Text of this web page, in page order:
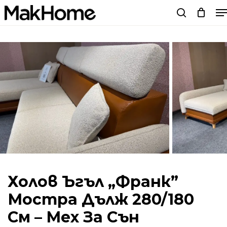
Skip
to
content
Холов Ъгъл „Франк”
Мостра Дълж 280/180
См – Мех За Сън